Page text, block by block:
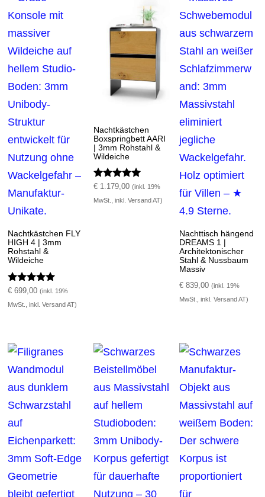
Nachtkästchen FLY
HIGH 4 | 3mm
Rohstahl &
Wildeiche
Bewertet mit
von 5
€ 699,00 (inkl. 19%
MwSt., inkl. Versand AT)
Nachtkästchen
Boxspringbett AARI
| 3mm Rohstahl &
Wildeiche
Bewertet mit
von 5
€ 1.179,00 (inkl. 19%
MwSt., inkl. Versand AT)
Nachttisch hängend
DREAMS 1 |
Architektonischer
Stahl & Nussbaum
Massiv
€ 839,00 (inkl. 19%
MwSt., inkl. Versand AT)